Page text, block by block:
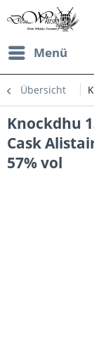
Menü
Übersicht
Knockdhu
Cask
57% vol